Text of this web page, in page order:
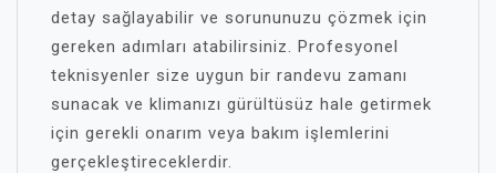
detay sağlayabilir ve sorununuzu çözmek için
gereken adımları atabilirsiniz. Profesyonel
teknisyenler size uygun bir randevu zamanı
sunacak ve klimanızı gürültüsüz hale getirmek
için gerekli onarım veya bakım işlemlerini
gerçekleştireceklerdir.